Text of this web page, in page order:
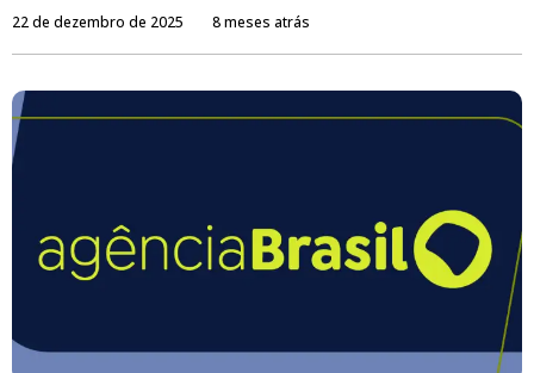
22 de dezembro de 2025 8 meses atrás